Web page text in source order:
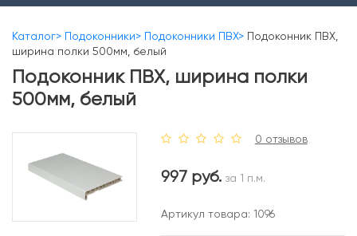
Каталог Подоконники Подоконники ПВХ
Подоконник ПВХ,
ширина полки 500мм, белый
Подоконник ПВХ, ширина полки
500мм, белый
0 отзывов
997 руб. за 1 п.м.
Артикул товара: 1096